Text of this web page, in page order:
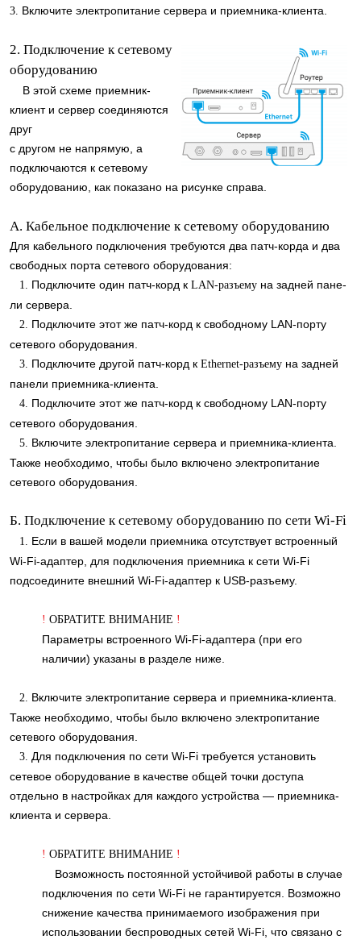
3. Включите электропитание сервера и приемника-клиента.
2. Подключение к сетевому
оборудованию
В этой схеме приемник-
клиент и сервер соединяются
друг
с другом не напрямую, а
подключаются к сетевому
оборудованию, как показано на рисунке справа.
А. Кабельное подключение к сетевому оборудованию
Для кабельного подключения требуются два патч-корда и два
свободных порта сетевого оборудования:
1. Подключите один патч-корд к LAN-разъему на задней пане-
ли сервера.
2. Подключите этот же патч-корд к свободному LAN-порту
сетевого оборудования.
3. Подключите другой патч-корд к Ethernet-разъему на задней
панели приемника-клиента.
4. Подключите этот же патч-корд к свободному LAN-порту
сетевого оборудования.
5. Включите электропитание сервера и приемника-клиента.
Также необходимо, чтобы было включено электропитание
сетевого оборудования.
Б. Подключение к сетевому оборудованию по сети Wi-Fi
1. Если в вашей модели приемника отсутствует встроенный
Wi-Fi-адаптер, для подключения приемника к сети Wi-Fi
подсоедините внешний Wi-Fi-адаптер к USB-разъему.
! ОБРАТИТЕ ВНИМАНИЕ !
Параметры встроенного Wi-Fi-адаптера (при его
наличии) указаны в разделе ниже.
2. Включите электропитание сервера и приемника-клиента.
Также необходимо, чтобы было включено электропитание
сетевого оборудования.
3. Для подключения по сети Wi-Fi требуется установить
сетевое оборудование в качестве общей точки доступа
отдельно в настройках для каждого устройства — приемника-
клиента и сервера.
! ОБРАТИТЕ ВНИМАНИЕ !
Возможность постоянной устойчивой работы в случае
подключения по сети Wi-Fi не гарантируется. Возможно
снижение качества принимаемого изображения при
использовании беспроводных сетей Wi-Fi, что связано с